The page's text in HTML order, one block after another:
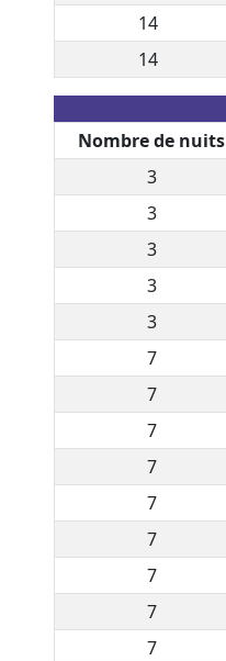
14
14
Nombre de nuits
3
3
3
3
3
7
7
7
7
7
7
7
7
7